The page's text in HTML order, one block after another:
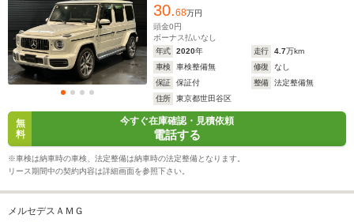
WLTCモード
燃費
ホイールベース
-m
-
7.4～
8.7km/L
└高速道
30.68万円
頭金0円
ボーナス払いなし
年式
2020年 走行 4.7万km
車検
車検整備無 修復
なし
保証
保証付 整備
法定整備無
住所
東京都世田谷区
無
料
今すぐ在庫確認・見積依頼
電話する
※車検は納車時の車検、法定整備は納車時の法定整備となります。
リース期間中の契約内容は詳細画面を参照下さい。
メルセデスＡＭＧ